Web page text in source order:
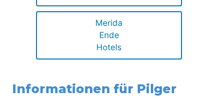
Merida
Ende
Hotels
Informationen für Pilger